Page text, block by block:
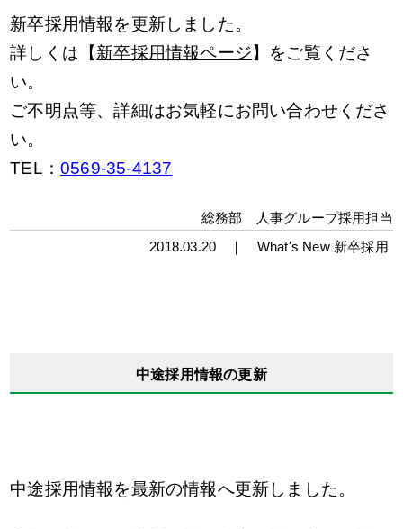
新卒採用情報を更新しました。
詳しくは【新卒採用情報ページ】をご覧くださ
い。
ご不明点等、詳細はお気軽にお問い合わせくださ
い。
TEL：0569-35-4137
総務部 人事グループ採用担当
2018.03.20 ｜ What's New 新卒採用
中途採用情報の更新
中途採用情報を最新の情報へ更新しました。